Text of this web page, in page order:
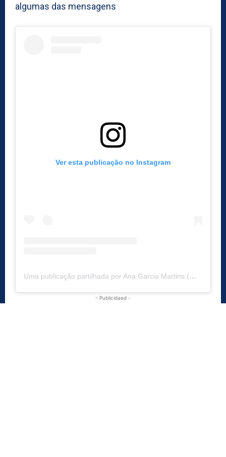
algumas das mensagens
Ver esta publicação no Instagram
Uma publicação partilhada por Ana Garcia Martins (@apipocamaisdoce)
- Publicidaed -